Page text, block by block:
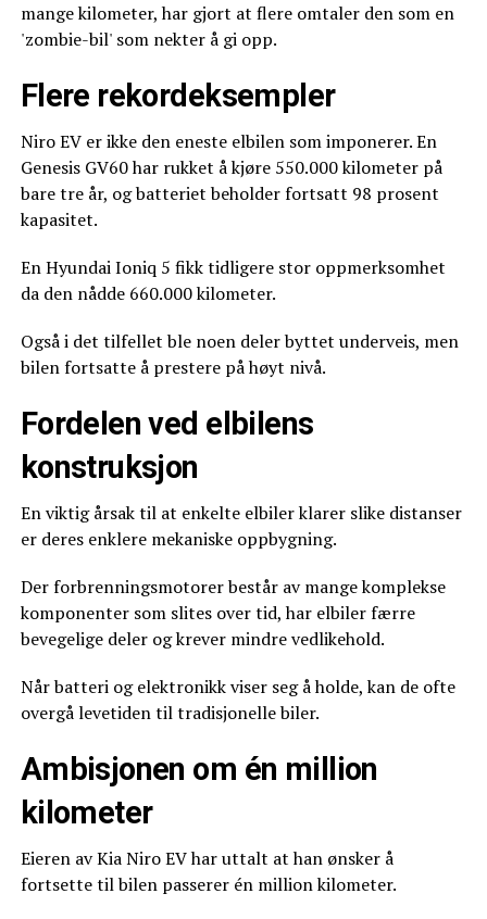
mange kilometer, har gjort at flere omtaler den som en
'zombie-bil' som nekter å gi opp.
Flere rekordeksempler
Niro EV er ikke den eneste elbilen som imponerer. En
Genesis GV60 har rukket å kjøre 550.000 kilometer på
bare tre år, og batteriet beholder fortsatt 98 prosent
kapasitet.
En Hyundai Ioniq 5 fikk tidligere stor oppmerksomhet
da den nådde 660.000 kilometer.
Også i det tilfellet ble noen deler byttet underveis, men
bilen fortsatte å prestere på høyt nivå.
Fordelen ved elbilens
konstruksjon
En viktig årsak til at enkelte elbiler klarer slike distanser
er deres enklere mekaniske oppbygning.
Der forbrenningsmotorer består av mange komplekse
komponenter som slites over tid, har elbiler færre
bevegelige deler og krever mindre vedlikehold.
Når batteri og elektronikk viser seg å holde, kan de ofte
overgå levetiden til tradisjonelle biler.
Ambisjonen om én million
kilometer
Eieren av Kia Niro EV har uttalt at han ønsker å
fortsette til bilen passerer én million kilometer.